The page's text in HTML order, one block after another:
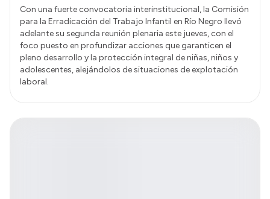
Con una fuerte convocatoria interinstitucional, la Comisión
para la Erradicación del Trabajo Infantil en Río Negro llevó
adelante su segunda reunión plenaria este jueves, con el
foco puesto en profundizar acciones que garanticen el
pleno desarrollo y la protección integral de niñas, niños y
adolescentes, alejándolos de situaciones de explotación
laboral.